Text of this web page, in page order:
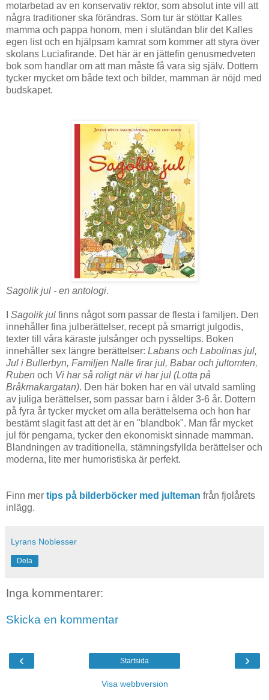
motarbetad av en konservativ rektor, som absolut inte vill att
några traditioner ska förändras. Som tur är stöttar Kalles
mamma och pappa honom, men i slutändan blir det Kalles
egen list och en hjälpsam kamrat som kommer att styra över
skolans Luciafirande. Det här är en jättefin genusmedveten
bok som handlar om att man måste få vara sig själv. Dottern
tycker mycket om både text och bilder, mamman är nöjd med
budskapet.
Sagolik jul - en antologi.
Sagolik jul finns något som passar de flesta i familjen. Den
innehåller fina julberättelser, recept på smarrigt julgodis,
texter till våra käraste julsånger och pysseltips. Boken
innehåller sex längre berättelser: Labans och Labolinas jul,
Jul i Bullerbyn, Familjen Nalle firar jul, Babar och jultomten,
Ruben och Vi har så roligt när vi har jul (Lotta på
Bråkmakargatan). Den här boken har en väl utvald samling
av juliga berättelser, som passar barn i ålder 3-6 år. Dottern
på fyra år tycker mycket om alla berättelserna och hon har
bestämt slagit fast att det är en "blandbok". Man får mycket
jul för pengarna, tycker den ekonomiskt sinnade mamman.
Blandningen av traditionella, stämningsfyllda berättelser och
moderna, lite mer humoristiska är perfekt.
Finn mer tips på bilderböcker med julteman från fjolårets
inlägg.
Lyrans Noblesser
Dela
Inga kommentarer:
Skicka en kommentar
‹ ›
Startsida
Visa webbversion